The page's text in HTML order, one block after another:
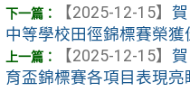
【2025-12-15】
中等學校田徑錦標賽榮獲
【2025-12-15】
育盃錦標賽各項目表現亮